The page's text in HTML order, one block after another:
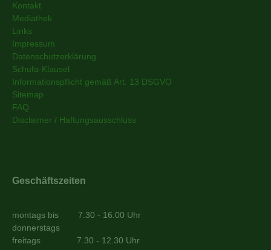
Kontakt
Mediathek
Links
Impressum
Datenschutzerklärung
Schufa-Klausel
Informationspflicht gemäß Art. 13 DSGVO
Sitemap
FAQ
Disclaimer / Haftungsausschluss
Geschäftszeiten
montags bis 7.30 - 16.00 Uhr
donnerstags
freitags 7.30 - 12.30 Uhr